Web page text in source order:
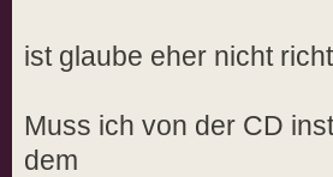
ist glaube eher nicht
Muss ich von der CD
dem